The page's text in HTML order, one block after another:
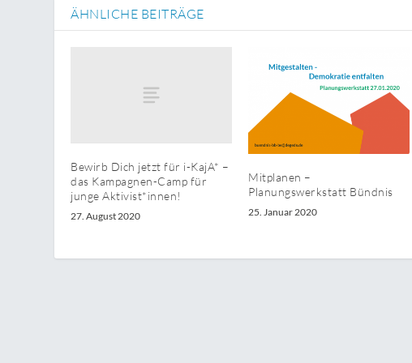
ÄHNLICHE BEITRÄGE
Bewirb Dich jetzt für i-KajA* –
das Kampagnen-Camp für
junge Aktivist*innen!
27. August 2020
Mitplanen –
Planungswerkstatt Bündnis
25. Januar 2020